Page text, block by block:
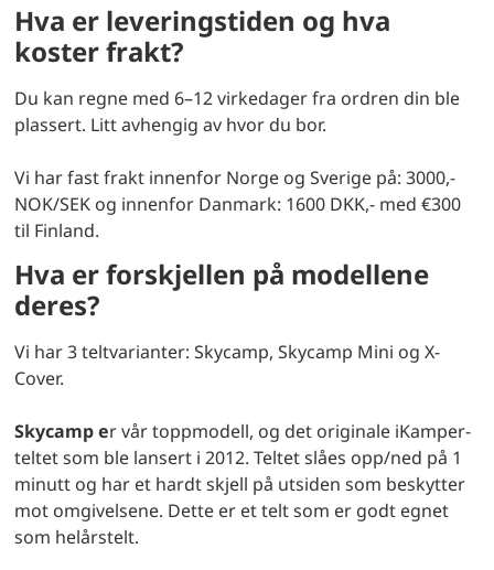
Hva er leveringstiden og hva
koster frakt?
Du kan regne med 6–12 virkedager fra ordren din ble
plassert. Litt avhengig av hvor du bor.
Vi har fast frakt innenfor Norge og Sverige på: 3000,-
NOK/SEK og innenfor Danmark: 1600 DKK,- med €300
til Finland.
Hva er forskjellen på modellene
deres?
Vi har 3 teltvarianter: Skycamp, Skycamp Mini og X-
Cover.
Skycamp er vår toppmodell, og det originale iKamper-
teltet som ble lansert i 2012. Teltet slåes opp/ned på 1
minutt og har et hardt skjell på utsiden som beskytter
mot omgivelsene. Dette er et telt som er godt egnet
som helårstelt.